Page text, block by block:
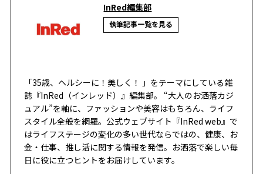
InRed編集部
執筆記事一覧を見る
「35歳、ヘルシーに！美しく！ 」をテーマにしている雑
誌『InRed（インレッド）』編集部。 “大人のお洒落カジ
ュアル”を軸に、ファッションや美容はもちろん、ライフ
スタイル全般を網羅。公式ウェブサイト『InRed web』で
はライフステージの変化の多い世代ならではの、健康、お
金・仕事、推し活に関する情報を発信。お洒落で楽しい毎
日に役に立つヒントをお届けしています。